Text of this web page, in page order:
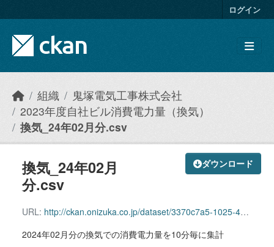
ログイン
組織
鬼塚電気工事株式会社
2023年度自社ビル消費電力量（換気）
換気_24年02月分.csv
ダウンロード
換気_24年02月
分.csv
URL: http://ckan.onizuka.co.jp/dataset/3370c7a5-1025-4ad9-84bf-c86ee00ceb0a/resource/71feab74-ae9b-40c2-a1f9-31ee2d8a0662/download/ventilation_2402.csv
2024年02月分の換気での消費電力量を10分毎に集計